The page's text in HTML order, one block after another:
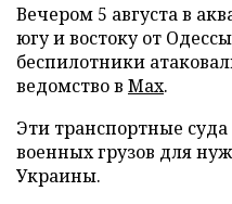
Вечером 5 августа в
югу и востоку от
беспилотники
ведомство в Max.
Эти транспортные
военных грузов для
Украины.